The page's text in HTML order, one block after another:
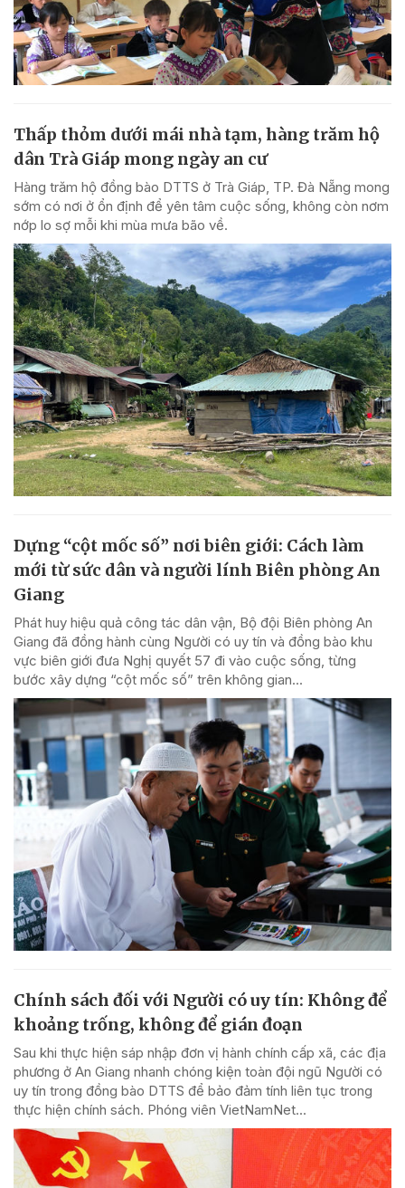
Thấp thỏm dưới mái nhà tạm, hàng trăm hộ
dân Trà Giáp mong ngày an cư
Hàng trăm hộ đồng bào DTTS ở Trà Giáp, TP. Đà Nẵng mong
sớm có nơi ở ổn định để yên tâm cuộc sống, không còn nơm
nớp lo sợ mỗi khi mùa mưa bão về.
Dựng “cột mốc số” nơi biên giới: Cách làm
mới từ sức dân và người lính Biên phòng An
Giang
Phát huy hiệu quả công tác dân vận, Bộ đội Biên phòng An
Giang đã đồng hành cùng Người có uy tín và đồng bào khu
vực biên giới đưa Nghị quyết 57 đi vào cuộc sống, từng
bước xây dựng “cột mốc số” trên không gian...
Chính sách đối với Người có uy tín: Không để
khoảng trống, không để gián đoạn
Sau khi thực hiện sáp nhập đơn vị hành chính cấp xã, các địa
phương ở An Giang nhanh chóng kiện toàn đội ngũ Người có
uy tín trong đồng bào DTTS để bảo đảm tính liên tục trong
thực hiện chính sách. Phóng viên VietNamNet...